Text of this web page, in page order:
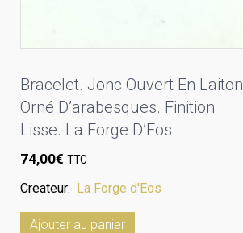
Bracelet. Jonc Ouvert En Laiton
Orné D’arabesques. Finition
Lisse. La Forge D’Eos.
74,00€ TTC
Createur: La Forge d'Eos
Ajouter au panier